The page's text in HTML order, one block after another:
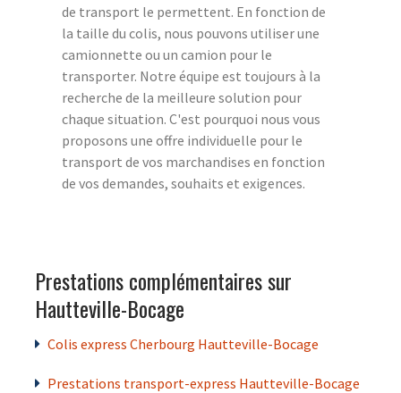
de transport le permettent. En fonction de
la taille du colis, nous pouvons utiliser une
camionnette ou un camion pour le
transporter. Notre équipe est toujours à la
recherche de la meilleure solution pour
chaque situation. C'est pourquoi nous vous
proposons une offre individuelle pour le
transport de vos marchandises en fonction
de vos demandes, souhaits et exigences.
Prestations complémentaires sur
Hautteville-Bocage
Colis express Cherbourg Hautteville-Bocage
Prestations transport-express Hautteville-Bocage